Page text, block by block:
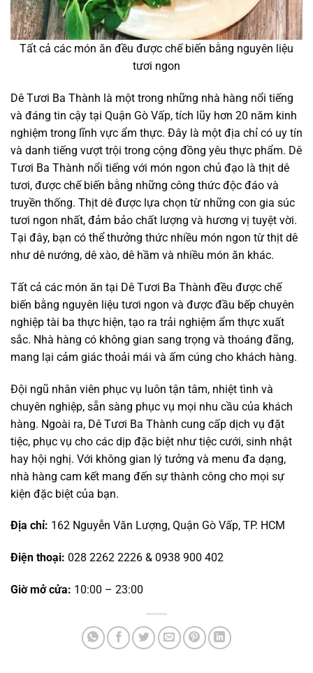
Tất cả các món ăn đều được chế biến bằng nguyên liệu
tươi ngon
Dê Tươi Ba Thành là một trong những nhà hàng nổi tiếng
và đáng tin cậy tại Quận Gò Vấp, tích lũy hơn 20 năm kinh
nghiệm trong lĩnh vực ẩm thực. Đây là một địa chỉ có uy tín
và danh tiếng vượt trội trong cộng đồng yêu thực phẩm. Dê
Tươi Ba Thành nổi tiếng với món ngon chủ đạo là thịt dê
tươi, được chế biến bằng những công thức độc đáo và
truyền thống. Thịt dê được lựa chọn từ những con gia súc
tươi ngon nhất, đảm bảo chất lượng và hương vị tuyệt vời.
Tại đây, bạn có thể thưởng thức nhiều món ngon từ thịt dê
như dê nướng, dê xào, dê hầm và nhiều món ăn khác.
Tất cả các món ăn tại Dê Tươi Ba Thành đều được chế
biến bằng nguyên liệu tươi ngon và được đầu bếp chuyên
nghiệp tài ba thực hiện, tạo ra trải nghiệm ẩm thực xuất
sắc. Nhà hàng có không gian sang trọng và thoáng đãng,
mang lại cảm giác thoải mái và ấm cúng cho khách hàng.
Đội ngũ nhân viên phục vụ luôn tận tâm, nhiệt tình và
chuyên nghiệp, sẵn sàng phục vụ mọi nhu cầu của khách
hàng. Ngoài ra, Dê Tươi Ba Thành cung cấp dịch vụ đặt
tiệc, phục vụ cho các dịp đặc biệt như tiệc cưới, sinh nhật
hay hội nghị. Với không gian lý tưởng và menu đa dạng,
nhà hàng cam kết mang đến sự thành công cho mọi sự
kiện đặc biệt của bạn.
Địa chỉ: 162 Nguyễn Văn Lượng, Quận Gò Vấp, TP. HCM
Điện thoại: 028 2262 2226 & 0938 900 402
Giờ mở cửa: 10:00 – 23:00